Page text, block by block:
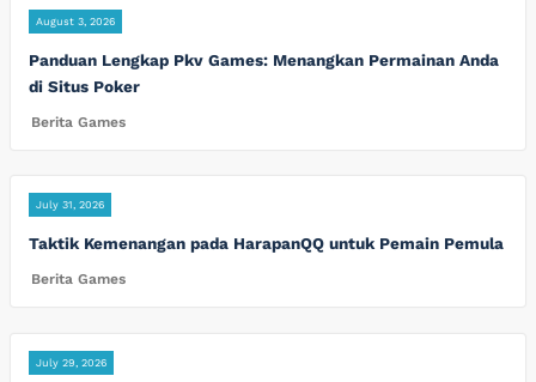
August 3, 2026
Panduan Lengkap Pkv Games: Menangkan Permainan Anda
di Situs Poker
Berita Games
July 31, 2026
Taktik Kemenangan pada HarapanQQ untuk Pemain Pemula
Berita Games
July 29, 2026